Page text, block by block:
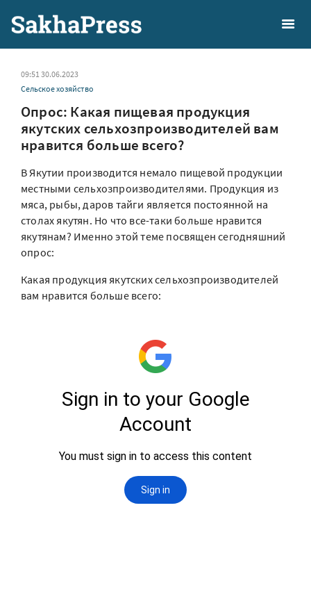
09:51 30.06.2023
Сельское хозяйство
Опрос: Какая пищевая продукция
якутских сельхозпроизводителей вам
нравится больше всего?
В Якутии производится немало пищевой продукции
местными сельхозпроизводителями. Продукция из
мяса, рыбы, даров тайги является постоянной на
столах якутян. Но что все-таки больше нравится
якутянам? Именно этой теме посвящен сегодняшний
опрос:
Какая продукция якутских сельхозпроизводителей
вам нравится больше всего: